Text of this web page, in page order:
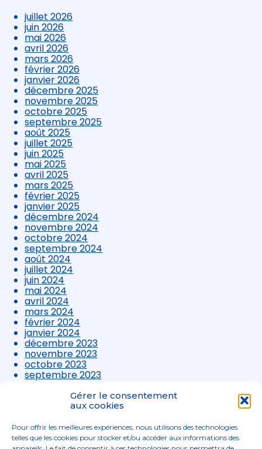
Gérer le consentement
aux cookies
Pour offrir les meilleures expériences, nous utilisons des technologies
telles que les cookies pour stocker et/ou accéder aux informations des
juillet 2026
juin 2026
mai 2026
avril 2026
mars 2026
février 2026
janvier 2026
décembre 2025
novembre 2025
octobre 2025
septembre 2025
août 2025
juillet 2025
juin 2025
mai 2025
avril 2025
mars 2025
février 2025
janvier 2025
décembre 2024
novembre 2024
octobre 2024
septembre 2024
août 2024
juillet 2024
juin 2024
mai 2024
avril 2024
mars 2024
février 2024
janvier 2024
décembre 2023
novembre 2023
octobre 2023
septembre 2023
août 2023
juillet 2023
avril 2023
mars 2023